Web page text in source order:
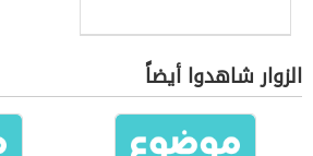
الزوار شاهدوا أيضاً